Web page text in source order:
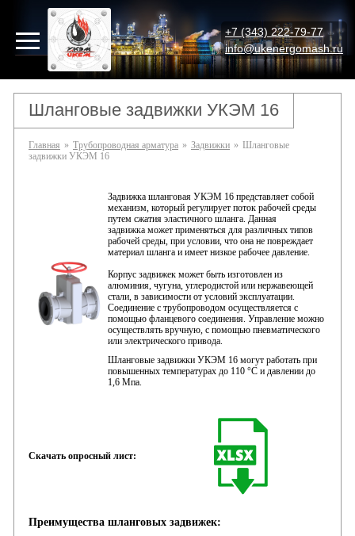
+7 (343) 222-79-77
info@ukenergomash.ru
Шланговые задвижки УКЭМ 16
Главная » Трубопроводная арматура » Задвижки » Шланговые
задвижки УКЭМ 16
Задвижка шланговая УКЭМ 16 представляет собой
механизм, который регулирует поток рабочей среды
путем сжатия эластичного шланга. Данная
задвижка может применяться для различных типов
рабочей среды, при условии, что она не повреждает
материал шланга и имеет низкое рабочее давление.
Корпус задвижек может быть изготовлен из
алюминия, чугуна, углеродистой или нержавеющей
стали, в зависимости от условий эксплуатации.
Соединение с трубопроводом осуществляется с
помощью фланцевого соединения. Управление можно
осуществлять вручную, с помощью пневматического
или электрического привода.
Шланговые задвижки УКЭМ 16 могут работать при
повышенных температурах до 110 °C и давлении до
1,6 Мпа.
Скачать опросный лист:
Преимущества шланговых задвижек: